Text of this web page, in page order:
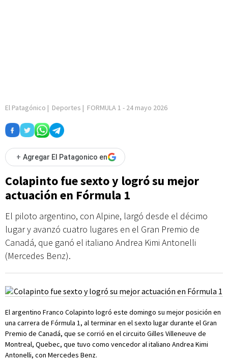
El Patagónico | Deportes | FORMULA 1 - 24 mayo 2026
+ Agregar El Patagonico en
Colapinto fue sexto y logró su mejor
actuación en Fórmula 1
El piloto argentino, con Alpine, largó desde el décimo
lugar y avanzó cuatro lugares en el Gran Premio de
Canadá, que ganó el italiano Andrea Kimi Antonelli
(Mercedes Benz).
El argentino Franco Colapinto logró este domingo su mejor posición en
una carrera de Fórmula 1, al terminar en el sexto lugar durante el Gran
Premio de Canadá, que se corrió en el circuito Gilles Villeneuve de
Montreal, Quebec, que tuvo como vencedor al italiano Andrea Kimi
Antonelli, con Mercedes Benz.